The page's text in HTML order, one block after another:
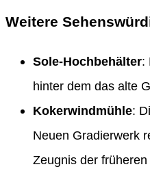
Weitere
Sole-Hochbehälter:
hinter dem das alte
Kokerwindmühle:
Neuen Gradierwerk
Zeugnis der